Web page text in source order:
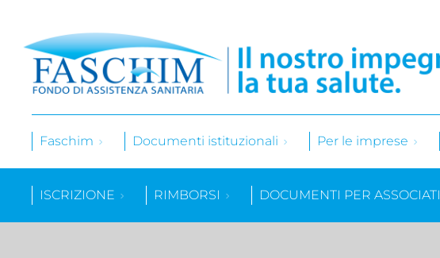
Faschim Documenti istituzionali Per le imprese
ISCRIZIONE RIMBORSI DOCUMENTI PER ASSOCIATI